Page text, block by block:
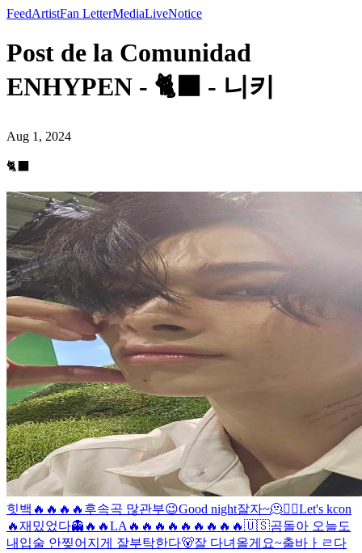
FeedArtistFan LetterMediaLiveNotice
Post de la Comunidad
ENHYPEN - 🐈‍⬛ - 니키
Aug 1, 2024
🐈‍⬛
힛백🔥🔥🔥🔥 후속곡 많관부😉Good night잘자~🫠❤️‍🔥Let's kcon
🔥재밌었다👻 🔥🔥LA🔥🔥🔥🔥🔥🔥🔥🔥🔥🇺🇸곰돌아 오늘도
내입술 안찢어지게 잘부탁한다🐻잘 다녀올게요~출바ㅏㄹ 다